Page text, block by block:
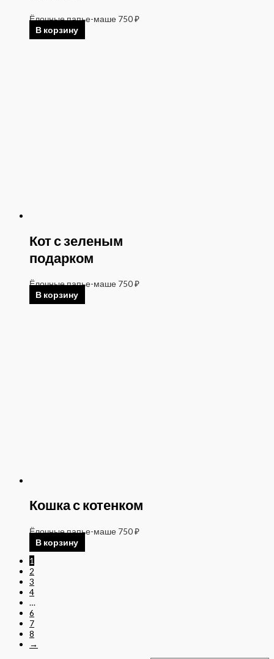
Ёлочные папье-маше 750₽
В корзину
Кот с зеленым
подарком
Ёлочные папье-маше 750₽
В корзину
Кошка с котенком
Ёлочные папье-маше 750₽
В корзину
1
2
3
4
…
6
7
8
→